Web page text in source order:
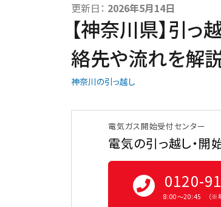
更新日： 2026年5月14日
【神奈川県】引
絡先や流れを解
神奈川の引っ越し
電気ガス開始受付センター
電気の引っ越し・開
0120-
8:00〜20:45 （※年